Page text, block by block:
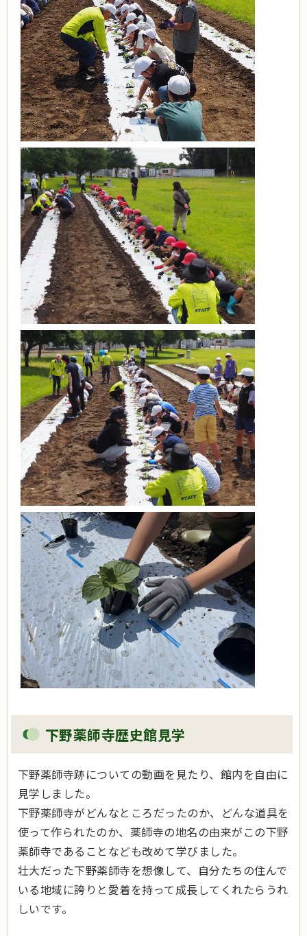
下野薬師寺歴史館見学
下野薬師寺跡についての動画を見たり、館内を自由に
見学しました。
下野薬師寺がどんなところだったのか、どんな道具を
使って作られたのか、薬師寺の地名の由来がこの下野
薬師寺であることなども改めて学びました。
壮大だった下野薬師寺を想像して、自分たちの住んで
いる地域に誇りと愛着を持って成長してくれたらうれ
しいです。